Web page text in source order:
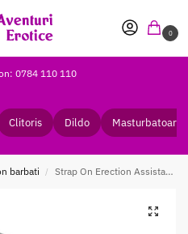
0
0784 110 110
Clitoris Dildo Masturbatoare
barbati / Strap On Erection Assistant Hollow 22 cm